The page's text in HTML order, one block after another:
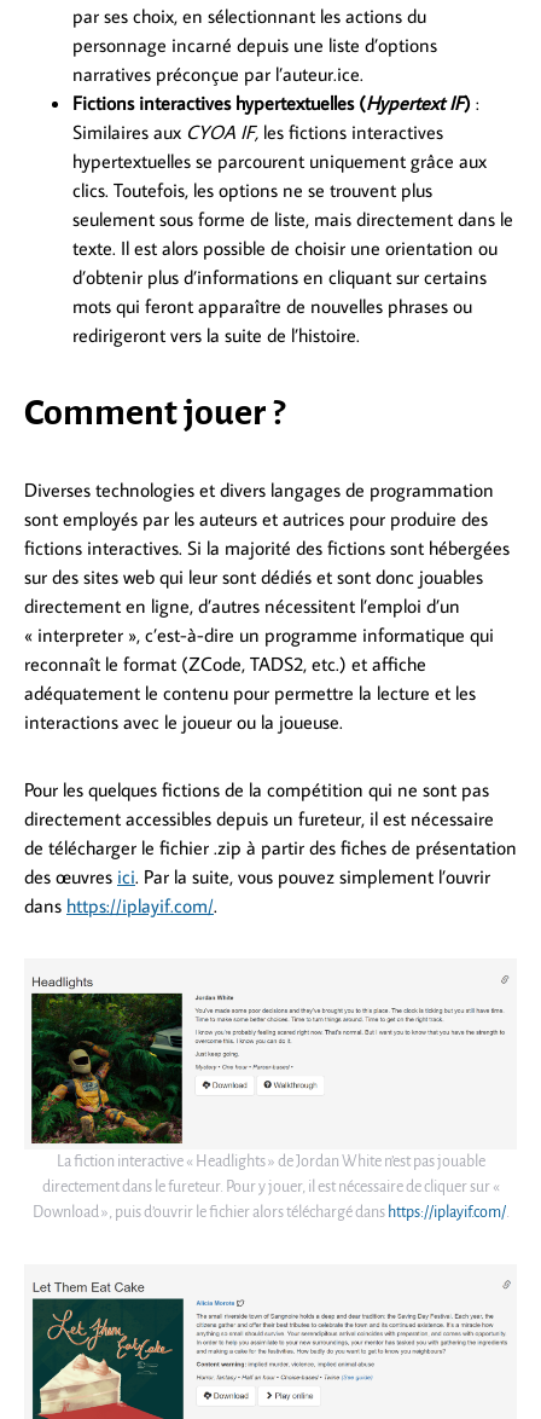
par ses choix, en sélectionnant les actions du
personnage incarné depuis une liste d’options
narratives préconçue par l’auteur.ice.
Fictions interactives hypertextuelles (Hypertext IF) :
Similaires aux CYOA IF, les fictions interactives
hypertextuelles se parcourent uniquement grâce aux
clics. Toutefois, les options ne se trouvent plus
seulement sous forme de liste, mais directement dans le
texte. Il est alors possible de choisir une orientation ou
d’obtenir plus d’informations en cliquant sur certains
mots qui feront apparaître de nouvelles phrases ou
redirigeront vers la suite de l’histoire.
Comment jouer ?
Diverses technologies et divers langages de programmation
sont employés par les auteurs et autrices pour produire des
fictions interactives. Si la majorité des fictions sont hébergées
sur des sites web qui leur sont dédiés et sont donc jouables
directement en ligne, d’autres nécessitent l’emploi d’un
« interpreter », c’est-à-dire un programme informatique qui
reconnaît le format (ZCode, TADS2, etc.) et affiche
adéquatement le contenu pour permettre la lecture et les
interactions avec le joueur ou la joueuse.
Pour les quelques fictions de la compétition qui ne sont pas
directement accessibles depuis un fureteur, il est nécessaire
de télécharger le fichier .zip à partir des fiches de présentation
des œuvres ici. Par la suite, vous pouvez simplement l’ouvrir
dans https://iplayif.com/.
La fiction interactive « Headlights » de Jordan White n’est pas jouable
directement dans le fureteur. Pour y jouer, il est nécessaire de cliquer sur «
Download », puis d’ouvrir le fichier alors téléchargé dans https://iplayif.com/.